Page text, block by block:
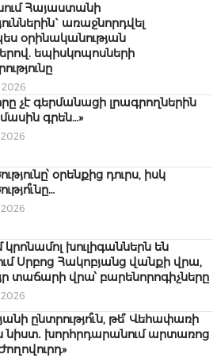
Հայաստանի
առաջնորդվել
օրինականության
եպիսկոպոսների
չէ գերմանացի լրագրողներին
մասին գրեն…»
օրենքից դուրս, իսկ
կրոնամոլ խուլիգաններն են
Սրբոց Հակոբյանց վանքի վրա,
տաճարի վրա՝ բարենորոգիչները
ընտրությո՞ւն, թե՞ Վեհափառի
խորհրդարանում արտառոց